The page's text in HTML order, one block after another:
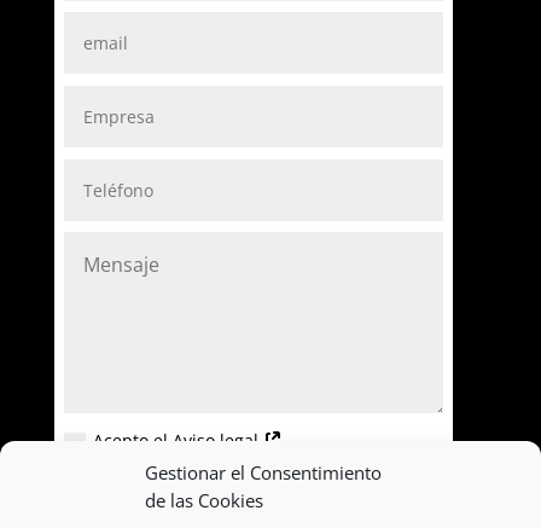
Gestionar el Consentimiento
de las Cookies
Acepto el Aviso legal
10 + 5=